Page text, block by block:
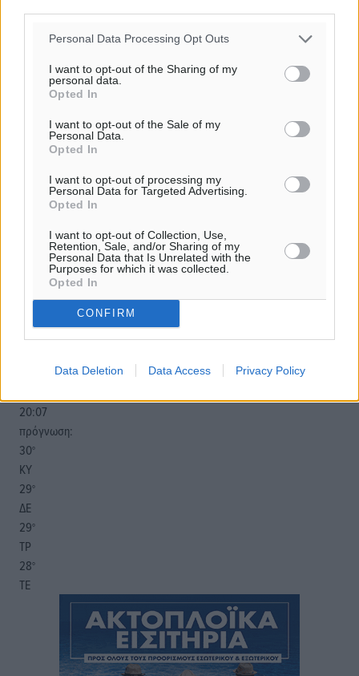
Personal Data Processing Opt Outs
I want to opt-out of the Sharing of my
personal data.
Opted In
I want to opt-out of the Sale of my
Personal Data.
Opted In
I want to opt-out of processing my
Personal Data for Targeted Advertising.
Opted In
I want to opt-out of Collection, Use,
Retention, Sale, and/or Sharing of my
Personal Data that Is Unrelated with the
Purposes for which it was collected.
Opted In
CONFIRM
Data Deletion Data Access Privacy Policy
Για την μερική αναπαραγωγή της είδησης από άλλες
παρεχόμενου συνδέσμου παραπομπής προς το άρθρο
της Δημοκρατικής.
o καιρός τώρα:
αίθριος καιρός
20:07
πρόγνωση:
30°
ΚΥ
29°
ΔΕ
29°
ΤΡ
28°
ΤΕ